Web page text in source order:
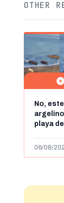
OTHER
No,
playa
de julio
06/08/